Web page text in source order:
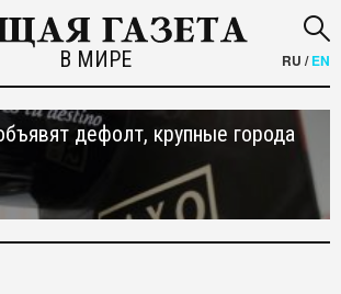
В МИРЕ RU /EN
дефолт, крупные города